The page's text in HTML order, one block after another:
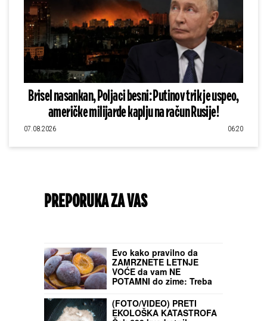
Brisel nasankan, Poljaci besni: Putinov trik je uspeo,
američke milijarde kaplju na račun Rusije!
07.08.2026 06:20
PREPORUKA ZA VAS